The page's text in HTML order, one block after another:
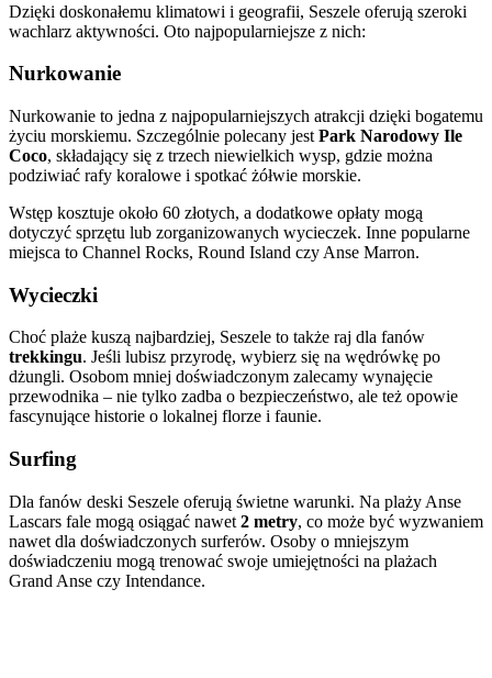
Dzięki doskonałemu klimatowi i geografii, Seszele oferują szeroki
wachlarz aktywności. Oto najpopularniejsze z nich:
Nurkowanie
Nurkowanie to jedna z najpopularniejszych atrakcji dzięki bogatemu
życiu morskiemu. Szczególnie polecany jest Park Narodowy Ile
Coco, składający się z trzech niewielkich wysp, gdzie można
podziwiać rafy koralowe i spotkać żółwie morskie.
Wstęp kosztuje około 60 złotych, a dodatkowe opłaty mogą
dotyczyć sprzętu lub zorganizowanych wycieczek. Inne popularne
miejsca to Channel Rocks, Round Island czy Anse Marron.
Wycieczki
Choć plaże kuszą najbardziej, Seszele to także raj dla fanów
trekkingu. Jeśli lubisz przyrodę, wybierz się na wędrówkę po
dżungli. Osobom mniej doświadczonym zalecamy wynajęcie
przewodnika – nie tylko zadba o bezpieczeństwo, ale też opowie
fascynujące historie o lokalnej florze i faunie.
Surfing
Dla fanów deski Seszele oferują świetne warunki. Na plaży Anse
Lascars fale mogą osiągać nawet 2 metry, co może być wyzwaniem
nawet dla doświadczonych surferów. Osoby o mniejszym
doświadczeniu mogą trenować swoje umiejętności na plażach
Grand Anse czy Intendance.